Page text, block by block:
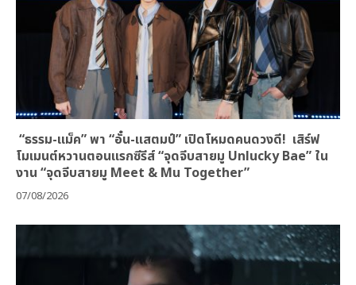
“ธรรม-แม็ค” พา “อั๋น-แสตมป์” เปิดโหมดคนดวงดี! เสิร์ฟ
โมเมนต์หวานตอนแรกซีรีส์ “จุดจีบสายมู Unlucky Bae” ใน
งาน “จุดจีบสายมู Meet & Mu Together”
07/08/2026